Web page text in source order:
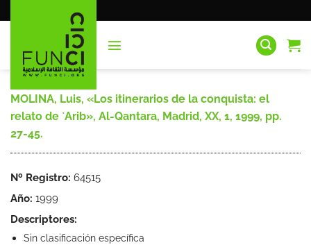
al
MOLINA, Luis, «Los itinerarios de la conquista: el
relato de `Arib», Al-Qantara, Madrid, XX, 1, 1999, pp.
27-45.
Nº Registro: 64515
Año: 1999
Descriptores:
Sin clasificación específica